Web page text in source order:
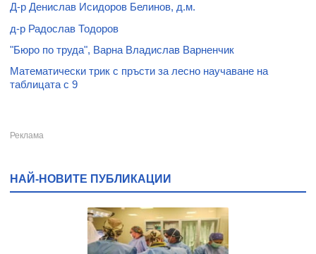
Д-р Денислав Исидоров Белинов, д.м.
д-р Радослав Тодоров
"Бюро по труда", Варна Владислав Варненчик
Математически трик с пръсти за лесно научаване на
таблицата с 9
НАЙ-НОВИТЕ ПУБЛИКАЦИИ